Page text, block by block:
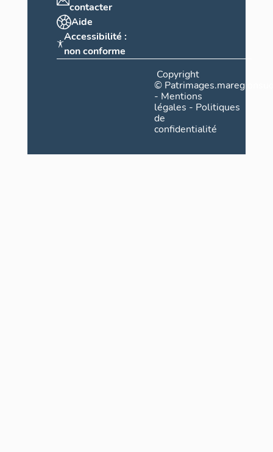
contacter
Aide
Accessibilité :
non conforme
Copyright
©
- Mentions
légales - Politiques
de
confidentialité